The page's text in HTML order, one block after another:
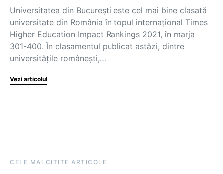
Universitatea din București este cel mai bine clasată
universitate din România în topul internațional Times
Higher Education Impact Rankings 2021, în marja
301-400. În clasamentul publicat astăzi, dintre
universitățile românești,…
Vezi articolul
CELE MAI CITITE ARTICOLE